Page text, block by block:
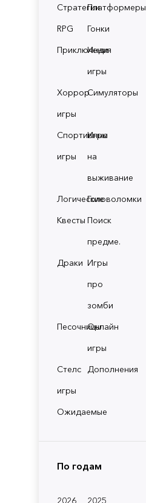
СтратегииПлатформеры
RPG
Гонки
Приключения
Инди
игры
Хоррор
игры
Симуляторы
Спортивные
игры
Игры
на
выживание
ЛогическиеГоловоломки
Квесты Поиск
предме.
Драки Игры
про
зомби
ПесочницыОнлайн
игры
Стелс
игры
Дополнения
Ожидаемые
По годам
2026 2025